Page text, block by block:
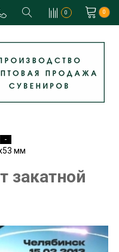
0 0
-
мм
закатной